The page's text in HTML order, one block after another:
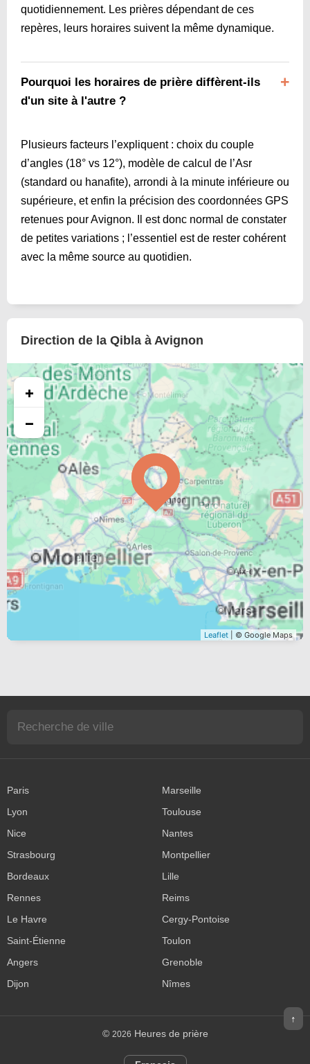
quotidiennement. Les prières dépendant de ces
repères, leurs horaires suivent la même dynamique.
Pourquoi les horaires de prière diffèrent-ils
d'un site à l'autre ?
Plusieurs facteurs l’expliquent : choix du couple
d’angles (18° vs 12°), modèle de calcul de l’Asr
(standard ou hanafite), arrondi à la minute inférieure ou
supérieure, et enfin la précision des coordonnées GPS
retenues pour Avignon. Il est donc normal de constater
de petites variations ; l’essentiel est de rester cohérent
avec la même source au quotidien.
Direction de la Qibla à Avignon
+
−
Leaflet | © Google Maps
Paris
Marseille
Lyon
Toulouse
Nice
Nantes
Strasbourg
Montpellier
Bordeaux
Lille
Rennes
Reims
Le Havre
Cergy-Pontoise
Saint-Étienne
Toulon
Angers
Grenoble
Dijon
Nîmes
© 2026 Heures de prière
↑